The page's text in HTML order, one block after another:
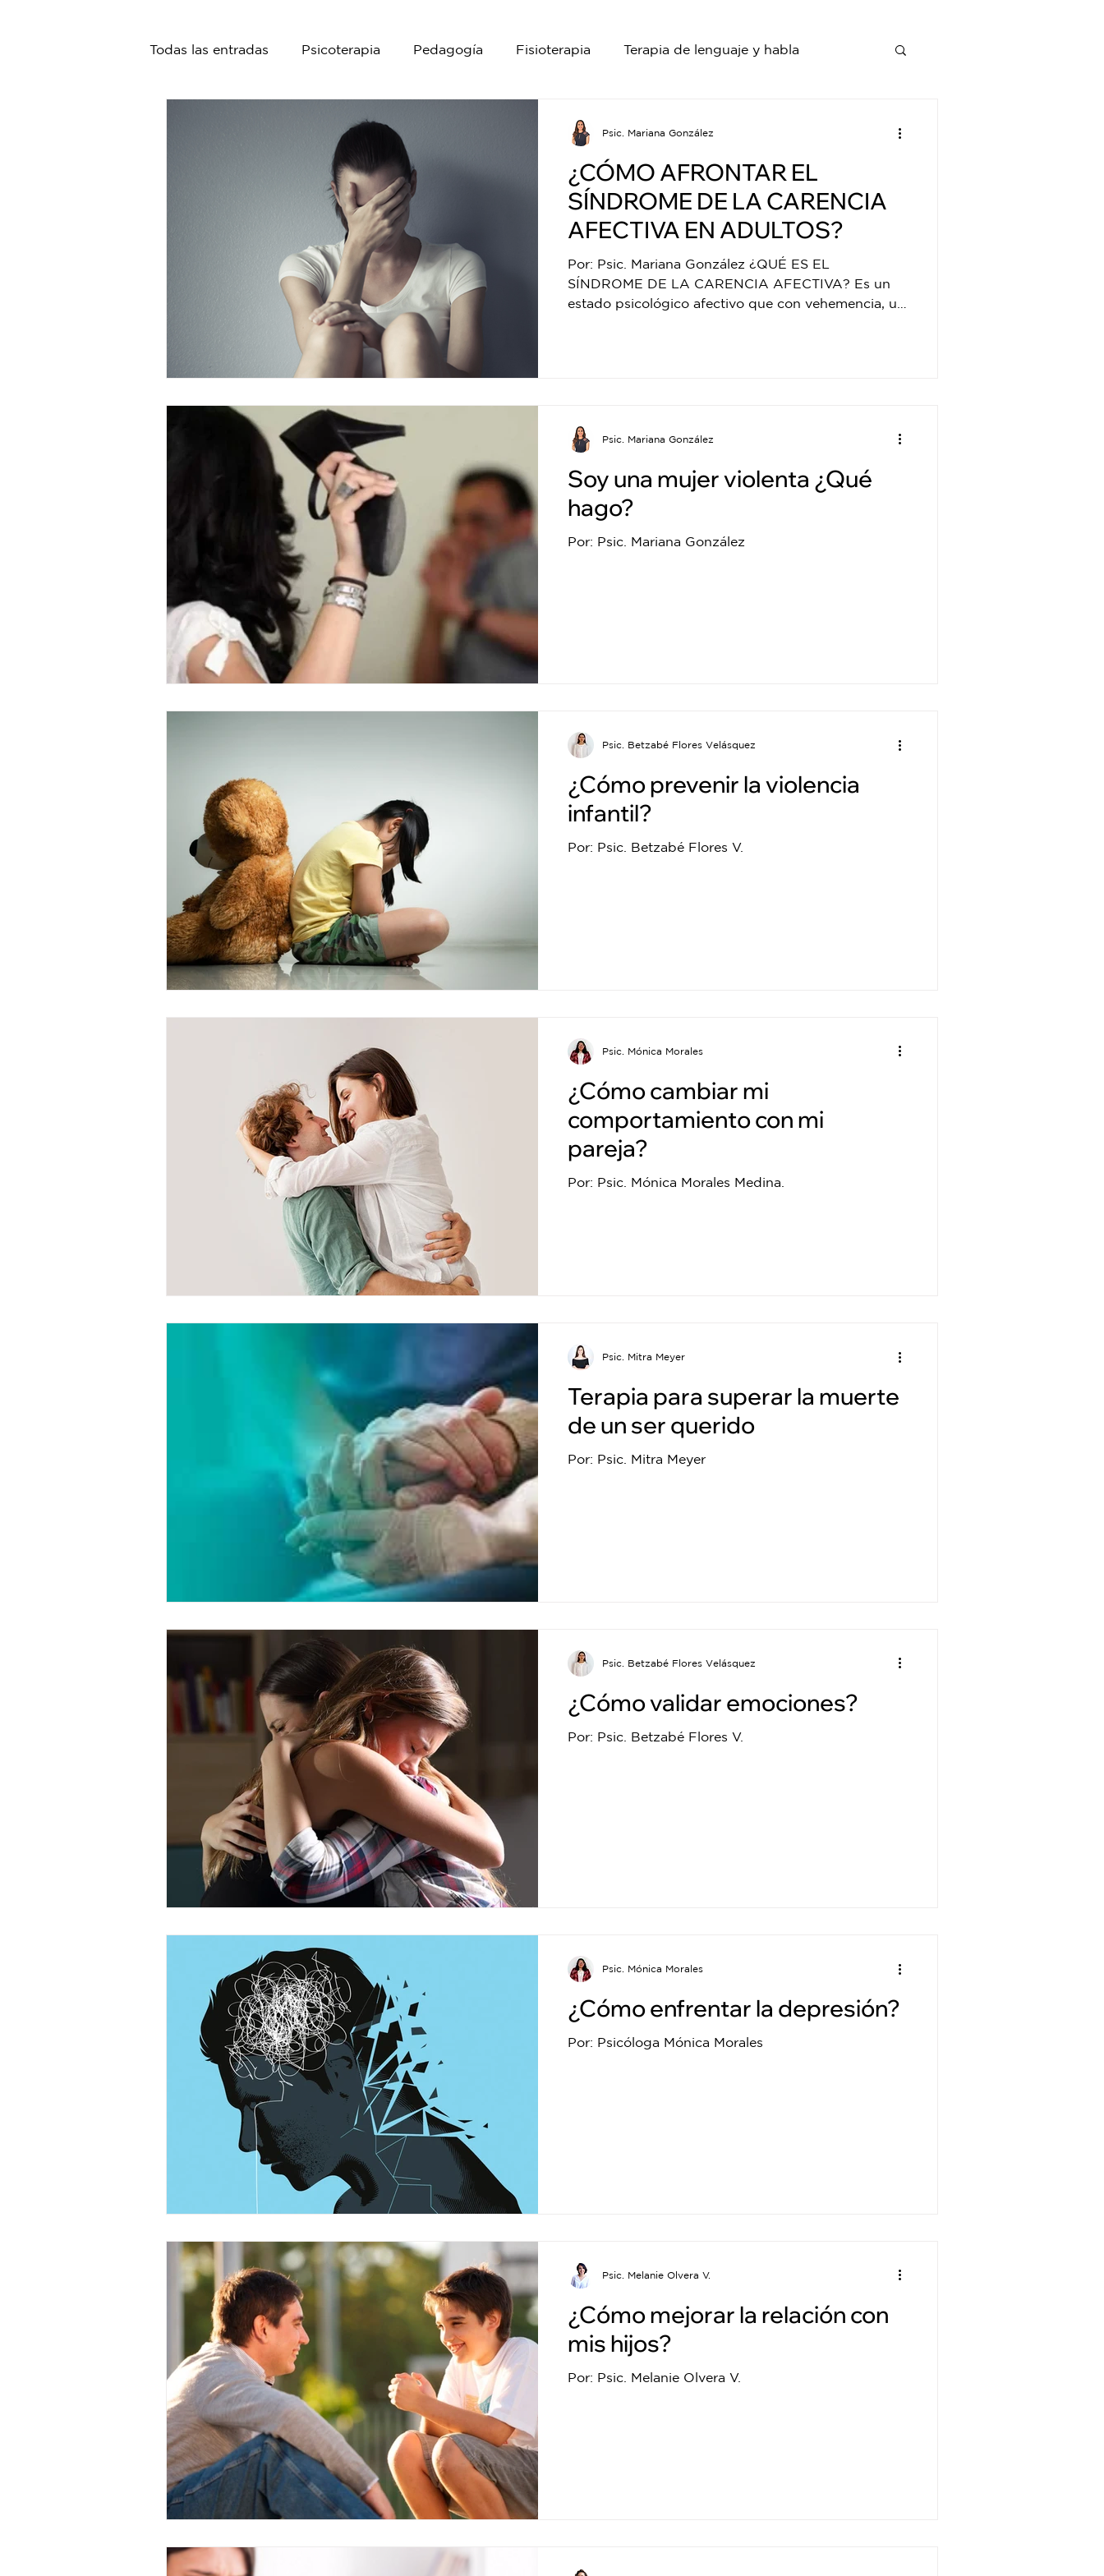
Todas las entradas Psicoterapia Pedagogía Fisioterapia Terapia de lenguaje y habla
¿CÓMO AFRONTAR EL
SÍNDROME DE LA CARENCIA
AFECTIVA EN ADULTOS?
Por: Psic. Mariana González ¿QUÉ ES EL
SÍNDROME DE LA CARENCIA AFECTIVA? Es un
estado psicológico afectivo que con vehemencia, un
Psic. Mariana González
Soy una mujer violenta ¿Qué
hago?
Por: Psic. Mariana González
Psic. Mariana González
¿Cómo prevenir la violencia
infantil?
Por: Psic. Betzabé Flores V.
Psic. Betzabé Flores Velásquez
¿Cómo cambiar mi
comportamiento con mi
pareja?
Por: Psic. Mónica Morales Medina.
Psic. Mónica Morales
Terapia para superar la muerte
de un ser querido
Por: Psic. Mitra Meyer
Psic. Mitra Meyer
¿Cómo validar emociones?
Por: Psic. Betzabé Flores V.
Psic. Betzabé Flores Velásquez
¿Cómo enfrentar la depresión?
Por: Psicóloga Mónica Morales
Psic. Mónica Morales
¿Cómo mejorar la relación con
mis hijos?
Por: Psic. Melanie Olvera V.
Psic. Melanie Olvera V.